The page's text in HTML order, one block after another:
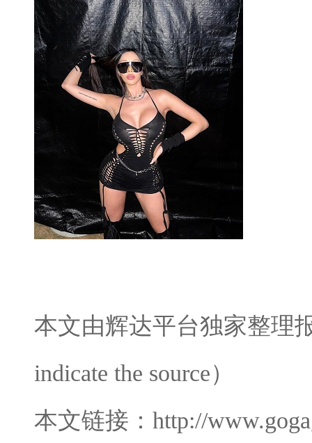
本文由辉达平台独家整理
indicate the source）
本文链接：http://